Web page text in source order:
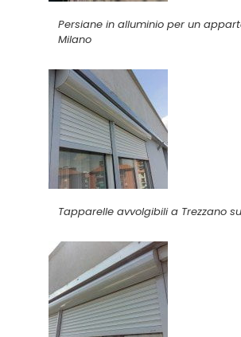
Persiane in alluminio per un
Milano
Tapparelle avvolgibili a Trezzano